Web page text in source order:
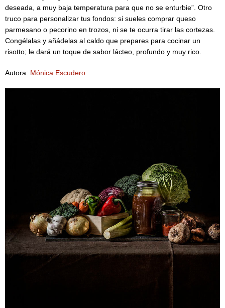
deseada, a muy baja temperatura para que no se enturbie”. Otro
truco para personalizar tus fondos: si sueles comprar queso
parmesano o pecorino en trozos, ni se te ocurra tirar las cortezas.
Congélalas y añádelas al caldo que prepares para cocinar un
risotto; le dará un toque de sabor lácteo, profundo y muy rico.
Autora: Mónica Escudero